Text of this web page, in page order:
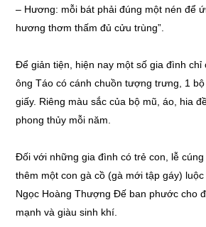
– Hương: mỗi bát phải đúng một nén để
hương thơm thấm đủ cửu trùng”.
Để giản tiện, hiện nay một số gia đình chỉ
ông Táo có cánh chuồn tượng trưng, 1
giấy. Riêng màu sắc của bộ mũ, áo, hia
phong thủy mỗi năm.
Đối với những gia đình có trẻ con, lễ
thêm một con gà cồ (gà mới tập gáy)
Ngọc Hoàng Thượng Đế ban phước cho
mạnh và giàu sinh khí.